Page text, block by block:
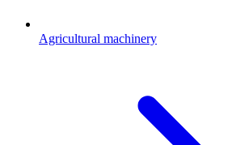
Agricultural machinery